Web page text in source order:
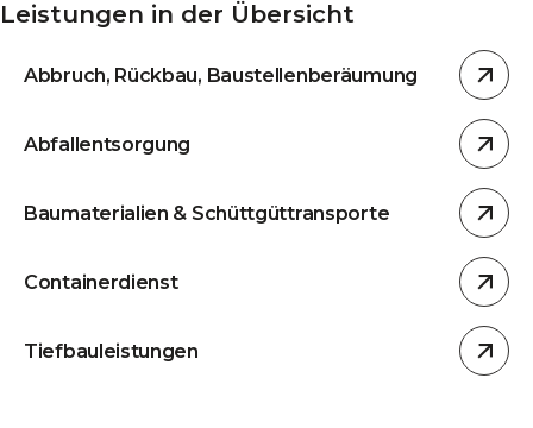
Leistungen in der Übersicht
Abbruch, Rückbau, Baustellenberäumung
Abfallentsorgung
Baumaterialien & Schüttgüttransporte
Containerdienst
Tiefbauleistungen